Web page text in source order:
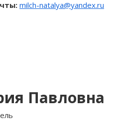
milch-natalya@yandex.ru
Павловна